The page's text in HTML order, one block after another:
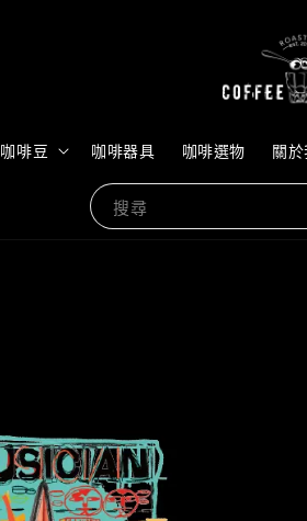
搜尋
咖啡豆 咖啡器具 咖啡選物 關